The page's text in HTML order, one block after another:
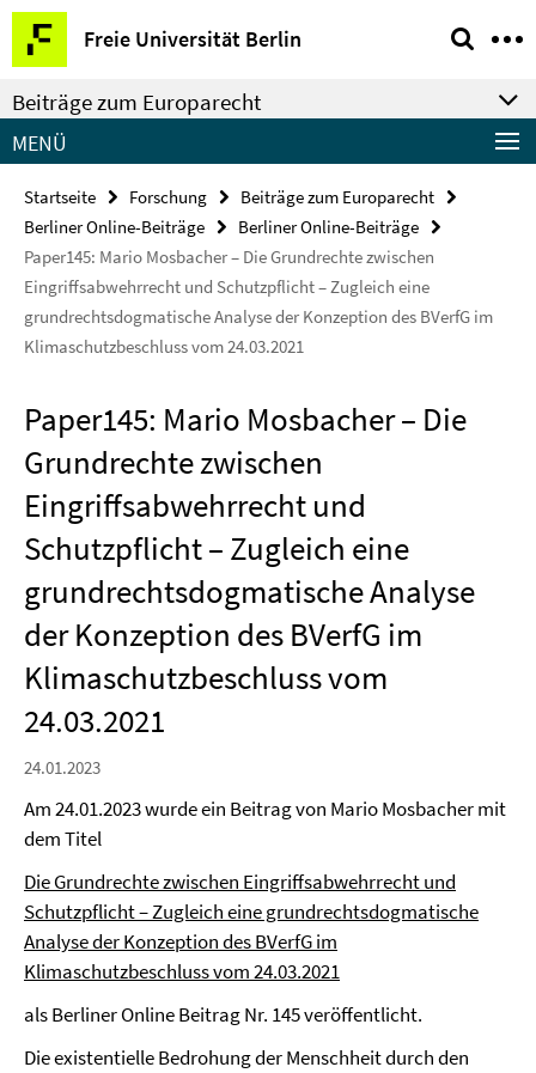
Springe
direkt
zu
Inhalt
Freie Universität Berlin
Service-
Navigation
Beiträge zum Europarecht
MENÜ
Startseite Forschung
Beiträge zum Europarecht
Berliner Online-Beiträge
Berliner Online-Beiträge
Paper145: Mario Mosbacher – Die Grundrechte zwischen
Eingriffsabwehrrecht und Schutzpflicht – Zugleich eine
grundrechtsdogmatische Analyse der Konzeption des BVerfG im
Klimaschutzbeschluss vom 24.03.2021
Paper145: Mario Mosbacher – Die
Grundrechte zwischen
Eingriffsabwehrrecht und
Schutzpflicht – Zugleich eine
grundrechtsdogmatische Analyse
der Konzeption des BVerfG im
Klimaschutzbeschluss vom
24.03.2021
24.01.2023
Am 24.01.2023 wurde ein Beitrag von Mario Mosbacher mit
dem Titel
Die Grundrechte zwischen Eingriffsabwehrrecht und
Schutzpflicht – Zugleich eine grundrechtsdogmatische
Analyse der Konzeption des BVerfG im
Klimaschutzbeschluss vom 24.03.2021
als Berliner Online Beitrag Nr. 145 veröffentlicht.
Die existentielle Bedrohung der Menschheit durch den